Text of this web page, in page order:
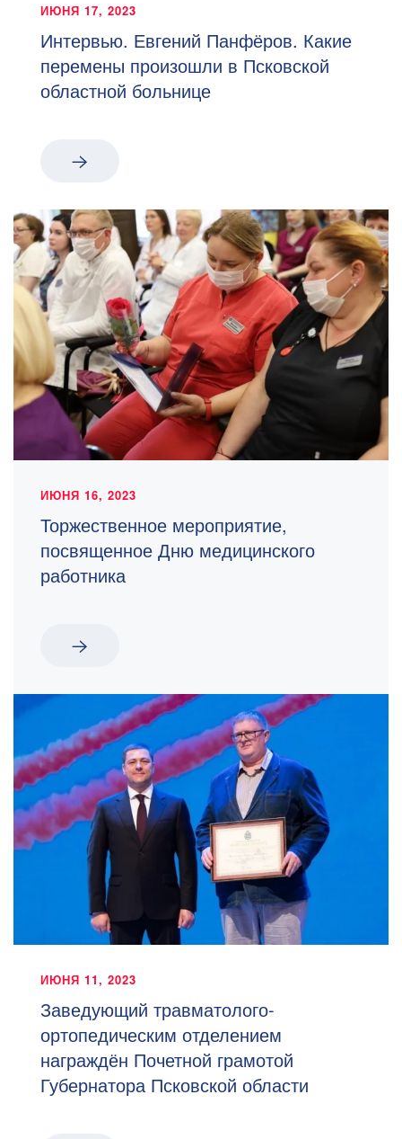
ИЮНЯ 17, 2023
Интервью. Евгений Панфёров. Какие
перемены произошли в Псковской
областной больнице
ИЮНЯ 16, 2023
Торжественное мероприятие,
посвященное Дню медицинского
работника
ИЮНЯ 11, 2023
Заведующий травматолого-
ортопедическим отделением
награждён Почетной грамотой
Губернатора Псковской области